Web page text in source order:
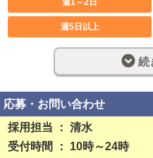
週1～2日
週5日以上
土日のみ可
1日5時間
6ヶ月以内
週休2日制
早朝勤務
続
応募・お問い合わせ
採用担当 ： 清水
受付時間 ： 10時～24時